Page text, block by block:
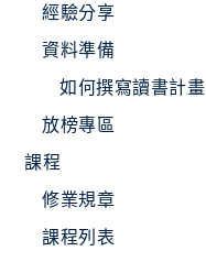
經驗分享
資料準備
如何撰寫讀書計畫
放榜專區
課程
修業規章
課程列表